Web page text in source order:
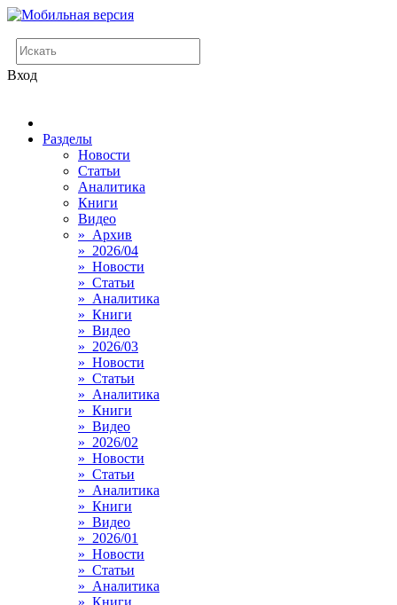
Вход
Разделы
Новости
Статьи
Аналитика
Книги
Видео
» Архив
» 2026/04
» Новости
» Статьи
» Аналитика
» Книги
» Видео
» 2026/03
» Новости
» Статьи
» Аналитика
» Книги
» Видео
» 2026/02
» Новости
» Статьи
» Аналитика
» Книги
» Видео
» 2026/01
» Новости
» Статьи
» Аналитика
» Книги